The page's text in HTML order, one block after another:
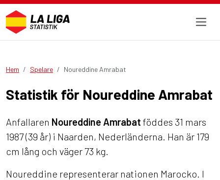
Hem Spelare Noureddine Amrabat
Statistik för Noureddine Amrabat
Anfallaren Noureddine Amrabat föddes 31 mars
1987 (39 år) i Naarden, Nederländerna. Han är 179
cm lång och väger 73 kg.
Noureddine representerar nationen Marocko. I